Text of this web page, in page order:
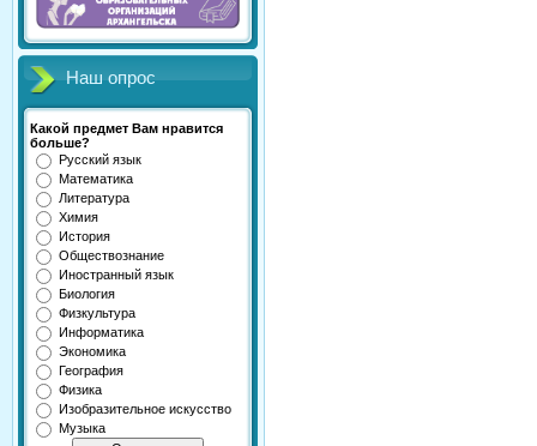
Наш опрос
Какой предмет Вам нравится
больше?
Русский язык
Математика
Литература
Химия
История
Обществознание
Иностранный язык
Биология
Физкультура
Информатика
Экономика
География
Физика
Изобразительное искусство
Музыка